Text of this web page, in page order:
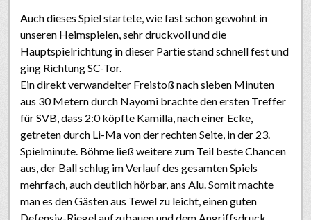
Auch dieses Spiel startete, wie fast schon gewohnt in
unseren Heimspielen, sehr druckvoll und die
Hauptspielrichtung in dieser Partie stand schnell fest und
ging Richtung SC-Tor.
Ein direkt verwandelter Freistoß nach sieben Minuten
aus 30 Metern durch Nayomi brachte den ersten Treffer
für SVB, dass 2:0 köpfte Kamilla, nach einer Ecke,
getreten durch Li-Ma von der rechten Seite, in der 23.
Spielminute. Böhme ließ weitere zum Teil beste Chancen
aus, der Ball schlug im Verlauf des gesamten Spiels
mehrfach, auch deutlich hörbar, ans Alu. Somit machte
man es den Gästen aus Tewel zu leicht, einen guten